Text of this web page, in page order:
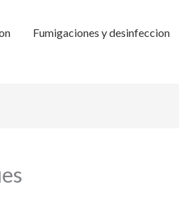
Fumigaciones y desinfeccion